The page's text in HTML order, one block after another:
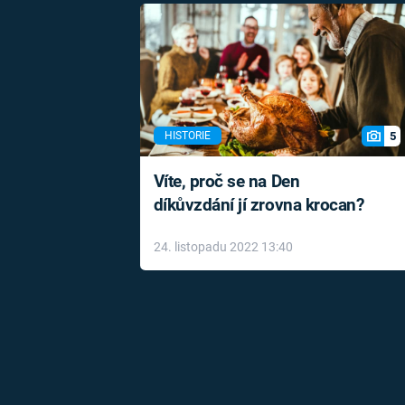
HISTORIE 5
Víte, proč se na Den
díkůvzdání jí zrovna krocan?
24. listopadu 2022 13:40